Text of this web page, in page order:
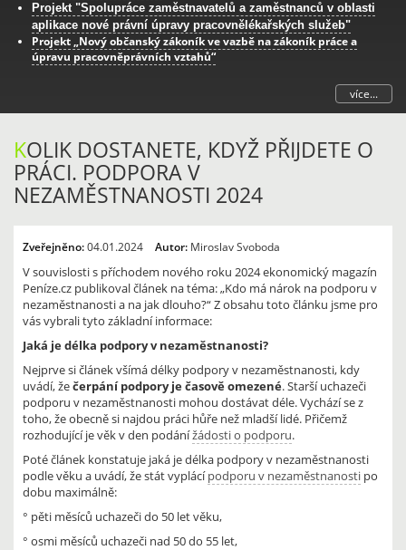
Projekt "Spolupráce zaměstnavatelů a zaměstnanců v oblasti
aplikace nové právní úpravy pracovnělékařských služeb"
Projekt „Nový občanský zákoník ve vazbě na zákoník práce a
úpravu pracovněprávních vztahů“
více...
KOLIK DOSTANETE, KDYŽ PŘIJDETE O
PRÁCI. PODPORA V
NEZAMĚSTNANOSTI 2024
Zveřejněno:04.01.2024 Autor: Miroslav Svoboda
V souvislosti s příchodem nového roku 2024 ekonomický magazín
Peníze.cz publikoval článek na téma: „Kdo má nárok na podporu v
nezaměstnanosti a na jak dlouho?“ Z obsahu toto článku jsme pro
vás vybrali tyto základní informace:
Jaká je délka podpory v nezaměstnanosti?
Nejprve si článek všímá délky podpory v nezaměstnanosti, kdy
uvádí, žečerpání podpory je časově omezené. Starší uchazeči
podporu v nezaměstnanosti mohou dostávat déle. Vychází se z
toho, že obecně si najdou práci hůře než mladší lidé. Přičemž
rozhodující je věk v den podánížádosti o podporu.
Poté článek konstatuje jaká je délka podpory v nezaměstnanosti
podle věku a uvádí, že stát vyplácípodporu v nezaměstnanosti po
dobu maximálně:
° pěti měsíců uchazeči do 50 let věku,
° osmi měsíců uchazeči nad 50 do 55 let,